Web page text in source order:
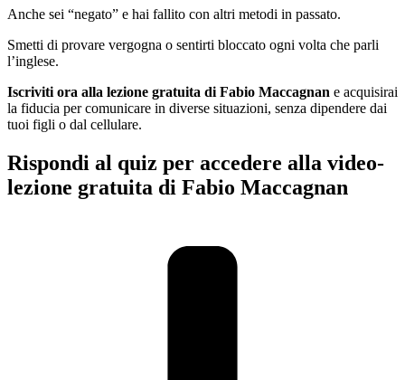
Anche sei “negato” e hai fallito con altri metodi in passato.
Smetti di provare vergogna o sentirti bloccato ogni volta che parli
l’inglese.
Iscriviti ora alla lezione gratuita di Fabio Maccagnan e acquisirai
la fiducia per comunicare in diverse situazioni, senza dipendere dai
tuoi figli o dal cellulare.
Rispondi al quiz per accedere alla video-
lezione gratuita di Fabio Maccagnan